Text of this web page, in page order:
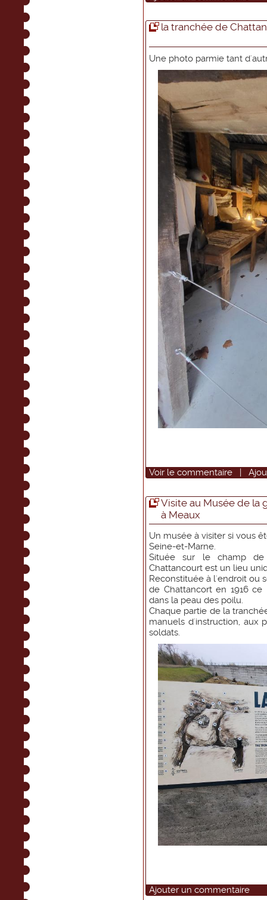
la tranchée de
Une photo parmie tant
Voir le commentaire |
Visite au Musée de la
à Meaux
Un musée à visiter si vous
Seine-et-Marne.
Située sur le champ
Chattancourt est un lieu
Reconstituée à l'endroit ou
de Chattancort en 1916
dans la peau des poilu.
Chaque partie de la
manuels d'instruction, aux
soldats.
Ajouter un commentaire